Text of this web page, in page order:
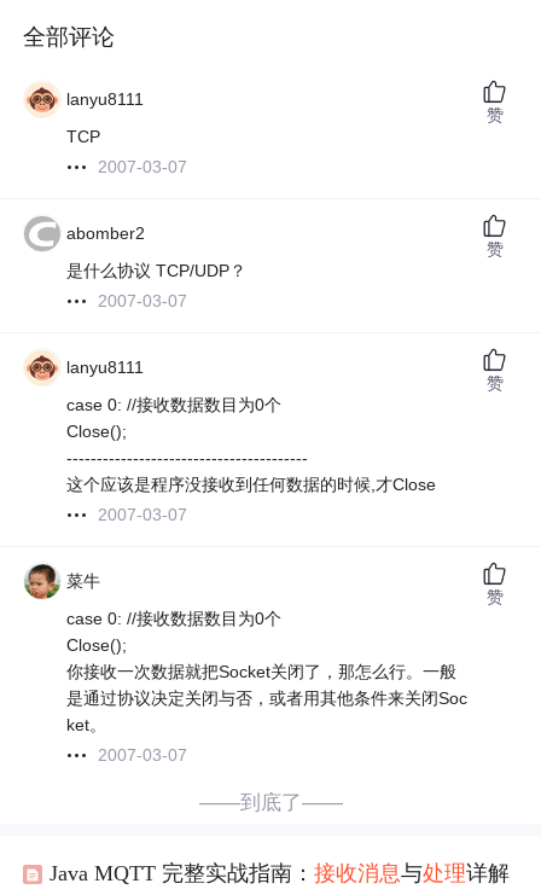
全部评论
lanyu8111
TCP
2007-03-07
赞
abomber2
是什么协议 TCP/UDP？
2007-03-07
赞
lanyu8111
case 0: //接收数据数目为0个
Close();
----------------------------------------
这个应该是程序没接收到任何数据的时候,才Close
2007-03-07
赞
菜牛
case 0: //接收数据数目为0个
Close();
你接收一次数据就把Socket关闭了，那怎么行。一般
是通过协议决定关闭与否，或者用其他条件来关闭Soc
ket。
2007-03-07
赞
——到底了——
Java MQTT 完整实战指南：接收消息与处理详解